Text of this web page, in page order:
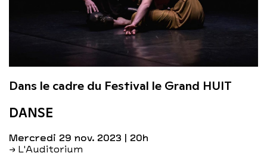
Dans le cadre du Festival le Grand HUIT
DANSE
mercredi 29 nov. 2023 | 20h
→ L'Auditorium